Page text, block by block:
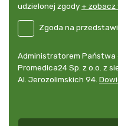
o
wycofania
dowolnym
momencie
udzielonej
udzielonej zgody+ zobacz
DE
przedstawianie
Zgoda na
Administrator
danych
osobowych
Administratorem Państwa
Promedica24 Sp. z o.o. z
Al. Jerozolimskich 94.